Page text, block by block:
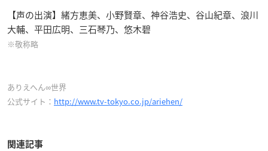
【声の出演】緒方恵美、小野賢章、神谷浩史、谷山紀章、浪川
大輔、平田広明、三石琴乃、悠木碧
※敬称略
ありえへん∞世界
公式サイト： http://www.tv-tokyo.co.jp/ariehen/
関連記事